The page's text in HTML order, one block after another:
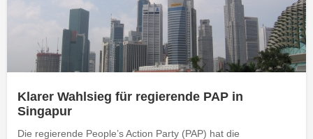
Klarer Wahlsieg für regierende PAP in
Singapur
Die regierende People’s Action Party (PAP) hat die